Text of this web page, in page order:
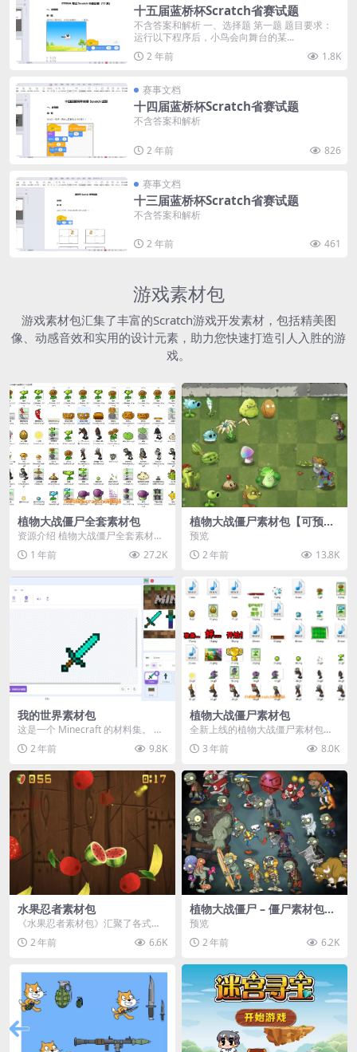
十五届蓝桥杯Scratch省赛试题
不含答案和解析 一、选择题 第一题 题目要求：
运行以下程序后，小鸟会向舞台的某...
2 年前
1.8K
赛事文档
十四届蓝桥杯Scratch省赛试题
不含答案和解析
2 年前 826
赛事文档
十三届蓝桥杯Scratch省赛试题
不含答案和解析
2 年前 461
游戏素材包
游戏素材包汇集了丰富的Scratch游戏开发素材，包括精美图
像、动感音效和实用的设计元素，助力您快速打造引人入胜的游
戏。
植物大战僵尸全套素材包
资源介绍 植物大战僵尸全套素材
包，包含227个丰富多样的素材，
涵盖角色、背景、动...
1 年前 27.2K
植物大战僵尸素材包【可预
览】
预览
2 年前
13.8K
我的世界素材包
这是一个 Minecraft 的材料集。 操
作方法如下： 工具 → 右箭头 怪物...
2 年前 9.8K
植物大战僵尸素材包
全新上线的植物大战僵尸素材包，
内含48个精选资源，涵盖角色、场
景、音效等多样内容...
3 年前 8.0K
水果忍者素材包
《水果忍者素材包》汇聚了各式鲜
美诱人的水果图像与清脆悦耳的切
割音效，专为追求极致...
2 年前 6.6K
植物大战僵尸 – 僵尸素材包
【可预览】
预览
2 年前
6.2K